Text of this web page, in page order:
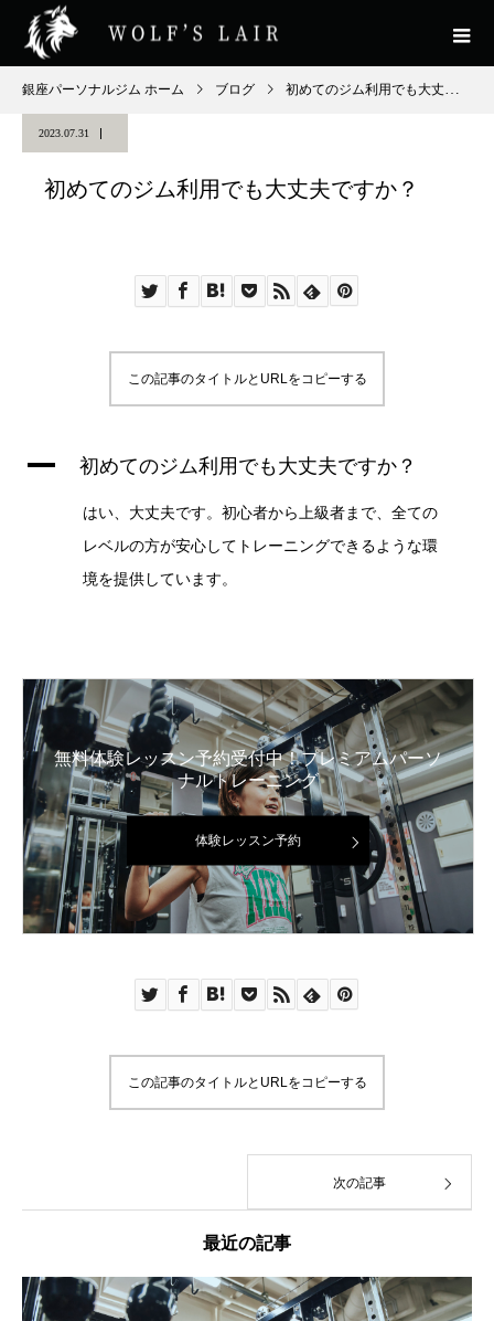
銀座パーソナルジム ホーム ブログ 初めてのジム利用でも大丈夫ですか？
2023.07.31
初めてのジム利用でも大丈夫ですか？
この記事のタイトルとURLをコピーする
A 初めてのジム利用でも大丈夫ですか？
はい、大丈夫です。初心者から上級者まで、全ての
レベルの方が安心してトレーニングできるような環
境を提供しています。
無料体験レッスン予約受付中！プレミアムパーソ
ナルトレーニング
体験レッスン予約
この記事のタイトルとURLをコピーする
次の記事
最近の記事